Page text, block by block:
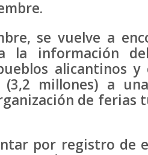
se vuelve a
la información
alicantinos y
(3,2 millones) a
de ferias
por registro de